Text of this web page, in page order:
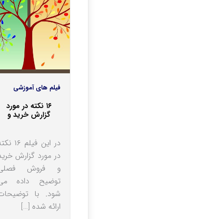
فیلم های آموزشی
۱۶ نکته در مورد
گزارش خرید و
در این فیلم
در مورد گزارش
و فروش
توضیح داده
شود. با
ارائه شده […]